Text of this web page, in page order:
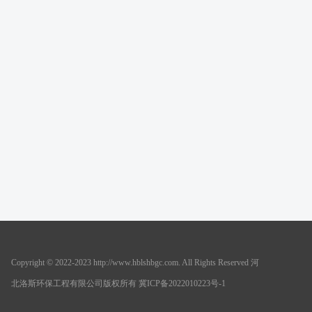
Copyright © 2022-2023 http://www.hblshbgc.com. All Rights Reserved 河
北洛斯环保工程有限公司版权所有 冀ICP备2022010223号-1